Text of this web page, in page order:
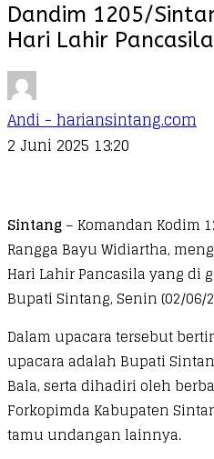
Dandim 1205/
Hari Lahir
Andi - hariansintang.com
2 Juni 2025 13:20
Sintang– Komandan Kodim
Rangga Bayu Widiartha,
Hari Lahir Pancasila yang di
Bupati Sintang, Senin (02/06/
Dalam upacara tersebut
upacara adalah Bupati
Bala, serta dihadiri oleh
Forkopimda Kabupaten
tamu undangan lainnya.